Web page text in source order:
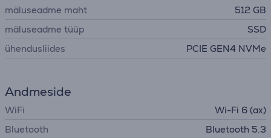
mäluseadme maht
512 GB
mäluseadme tüüp
SSD
ühendusliides
PCIE GEN4 NVMe
Andmeside
WiFi
Wi-Fi 6 (ax)
Bluetooth
Bluetooth 5.3